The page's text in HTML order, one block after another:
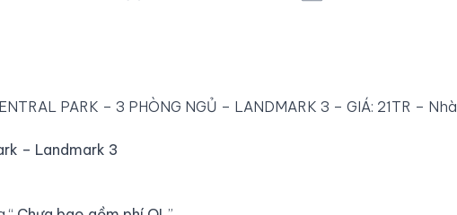
PARK – 3 PHÒNG NGỦ – LANDMARK 3 – GIÁ: 21TR – Nhà
– Landmark 3